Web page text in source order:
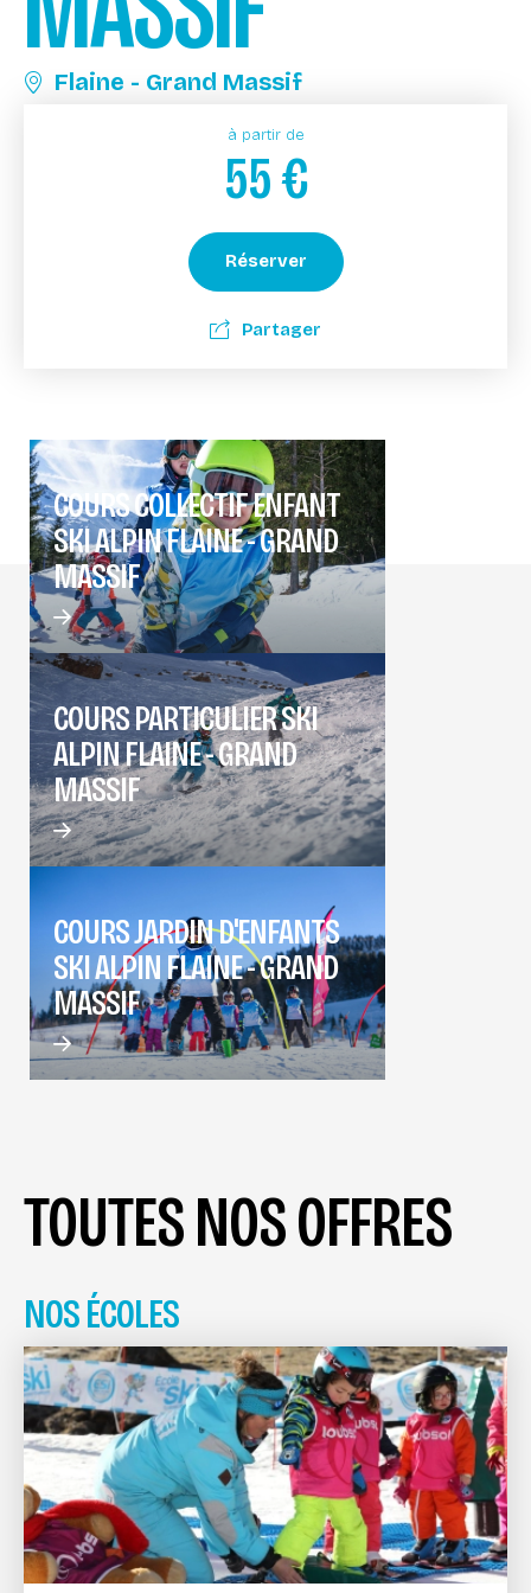
Flaine - Grand Massif
à partir de
55€
Réserver
Partager
COURS COLLECTIF ENFANT
SKI ALPIN FLAINE - GRAND
MASSIF
COURS PARTICULIER SKI
ALPIN FLAINE - GRAND
MASSIF
COURS JARDIN D'ENFANTS
SKI ALPIN FLAINE - GRAND
MASSIF
TOUTES NOS OFFRES
NOS ÉCOLES